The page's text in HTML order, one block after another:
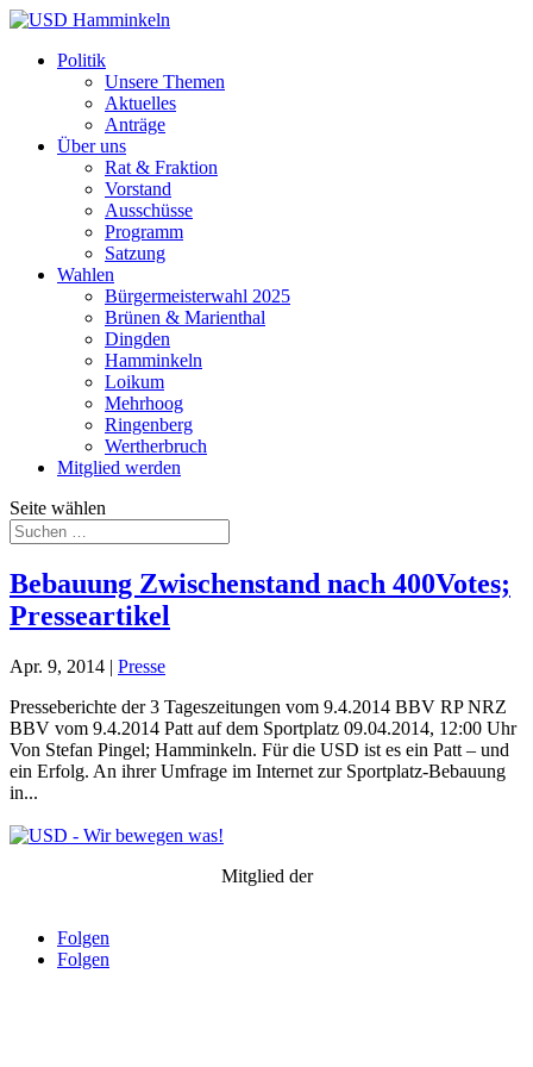
Politik
Unsere Themen
Aktuelles
Anträge
Über uns
Rat & Fraktion
Vorstand
Ausschüsse
Programm
Satzung
Wahlen
Bürgermeisterwahl 2025
Brünen & Marienthal
Dingden
Hamminkeln
Loikum
Mehrhoog
Ringenberg
Wertherbruch
Mitglied werden
Seite wählen
Bebauung Zwischenstand nach 400Votes;
Presseartikel
Apr. 9, 2014 | Presse
Presseberichte der 3 Tageszeitungen vom 9.4.2014 BBV RP NRZ
BBV vom 9.4.2014 Patt auf dem Sportplatz 09.04.2014, 12:00 Uhr
Von Stefan Pingel; Hamminkeln. Für die USD ist es ein Patt – und
ein Erfolg. An ihrer Umfrage im Internet zur Sportplatz-Bebauung
in...
Mitglied der
Folgen
Folgen